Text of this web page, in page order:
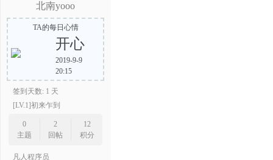
北南yooo
TA的每日心情
开心
2019-9-9
20:15
签到天数: 1 天
[LV.1]初来乍到
0
主题
2
回帖
12
积分
凡人程序员